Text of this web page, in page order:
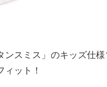
スミス」のキッズ仕様
ット！